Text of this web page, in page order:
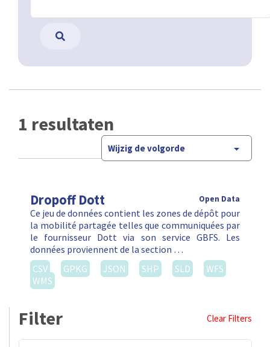
1 resultaten
Wijzig de volgorde
Dropoff Dott Open Data
Ce jeu de données contient les zones de dépôt pour
la mobilité partagée telles que communiquées par
le fournisseur Dott via son service GBFS. Les
données proviennent de la section …
CSV
GPKG JSON SHP SLD
WFS
WMS
Filter Clear Filters